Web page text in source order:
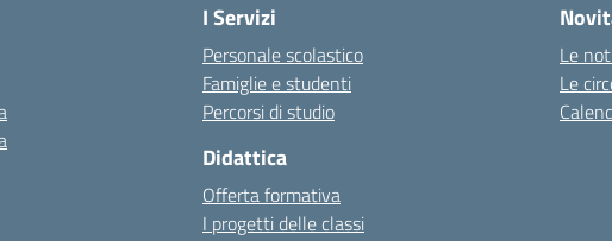
I Servizi
Personale scolastico
Famiglie e studenti
Percorsi di studio
Didattica
Offerta formativa
I progetti delle classi
Le
Le